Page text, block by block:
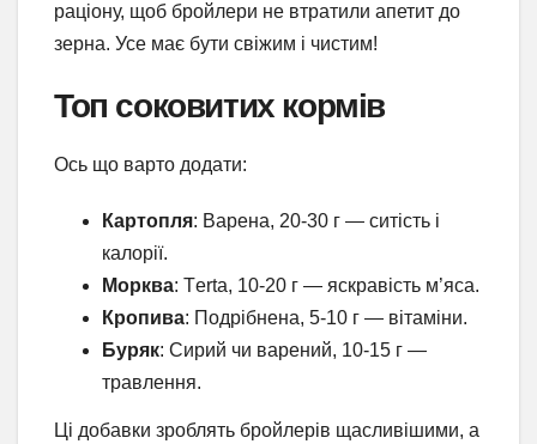
раціону, щоб бройлери не втратили апетит до
зерна. Усе має бути свіжим і чистим!
Топ соковитих кормів
Ось що варто додати:
Картопля: Варена, 20-30 г — ситість і
калорії.
Морква: Тerta, 10-20 г — яскравість м’яса.
Кропива: Подрібнена, 5-10 г — вітаміни.
Буряк: Сирий чи варений, 10-15 г —
травлення.
Ці добавки зроблять бройлерів щасливішими, а